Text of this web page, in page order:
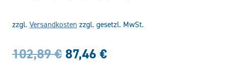
zzgl. Versandkosten zzgl. gesetzl. MwSt.
102,89€ Ursprünglicher
87,46 €Aktueller